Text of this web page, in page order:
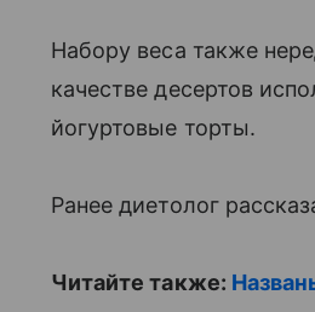
Набору веса также
качестве десертов
йогуртовые торты.
Ранее диетолог
Читайте также: